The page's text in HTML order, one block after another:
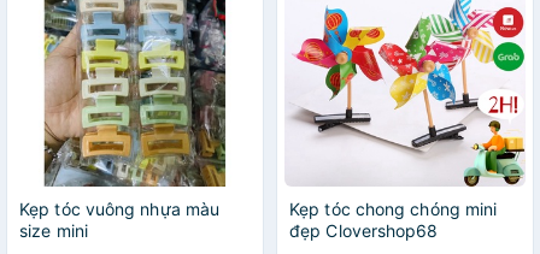
Kẹp tóc vuông nhựa màu
size mini
Kẹp tóc chong chóng mini
đẹp Clovershop68